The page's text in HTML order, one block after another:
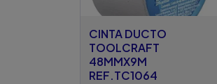
CINTA DUCTO
TOOLCRAFT
48MMX9M
REF.TC1064